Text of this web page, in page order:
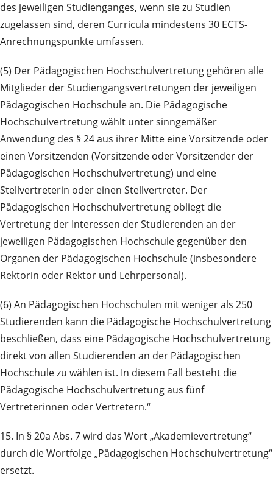
des jeweiligen Studienganges, wenn sie zu Studien
zugelassen sind, deren Curricula mindestens 30 ECTS-
Anrechnungspunkte umfassen.
(5) Der Pädagogischen Hochschulvertretung gehören alle
Mitglieder der Studiengangsvertretungen der jeweiligen
Pädagogischen Hochschule an. Die Pädagogische
Hochschulvertretung wählt unter sinngemäßer
Anwendung des § 24 aus ihrer Mitte eine Vorsitzende oder
einen Vorsitzenden (Vorsitzende oder Vorsitzender der
Pädagogischen Hochschulvertretung) und eine
Stellvertreterin oder einen Stellvertreter. Der
Pädagogischen Hochschulvertretung obliegt die
Vertretung der Interessen der Studierenden an der
jeweiligen Pädagogischen Hochschule gegenüber den
Organen der Pädagogischen Hochschule (insbesondere
Rektorin oder Rektor und Lehrpersonal).
(6) An Pädagogischen Hochschulen mit weniger als 250
Studierenden kann die Pädagogische Hochschulvertretung
beschließen, dass eine Pädagogische Hochschulvertretung
direkt von allen Studierenden an der Pädagogischen
Hochschule zu wählen ist. In diesem Fall besteht die
Pädagogische Hochschulvertretung aus fünf
Vertreterinnen oder Vertretern.“
15. In § 20a Abs. 7 wird das Wort „Akademievertretung“
durch die Wortfolge „Pädagogischen Hochschulvertretung“
ersetzt.